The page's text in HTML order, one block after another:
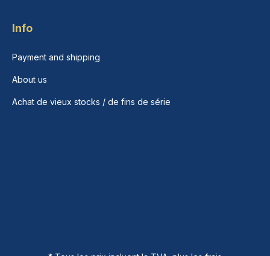
Info
Payment and shipping
About us
Achat de vieux stocks / de fins de série